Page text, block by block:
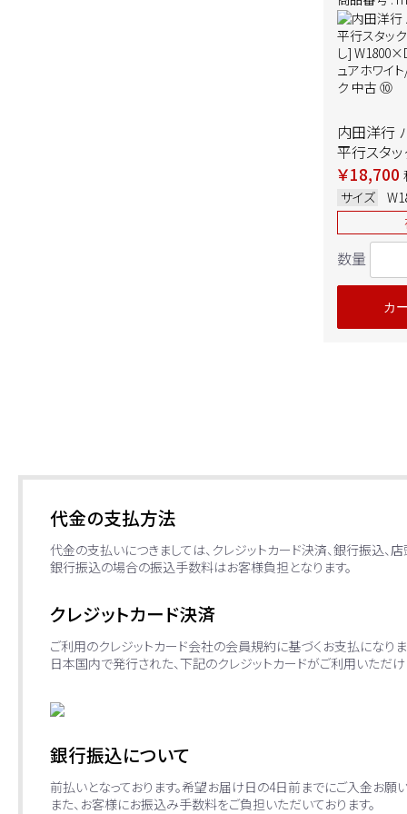
内田洋行
平行スタ
棚なし]
板：ピュア
ーメタリ
￥18,700
サイズ
数量
カ
代金の支払方法
代金の支払いにつきましては、クレジットカード決済、銀行振込、
銀行振込の場合の振込手数料はお客様負担となります。
クレジットカード決済
ご利用のクレジットカード会社の会員規約に基づくお支払になりま
日本国内で発行された、下記のクレジットカードがご利用いただけ
銀行振込について
前払いとなっております。希望お届け日の4日前までにご入金お願い
また、お客様にお振込み手数料をご負担いただいております。